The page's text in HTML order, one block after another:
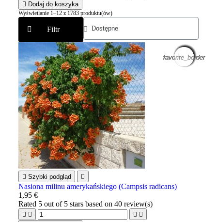
 Dodaj do koszyka
Filtr
Wyświetlanie 1–12 z 1783 produktu(ów)
favorite_border
 Szybki podgląd 
Nasiona milinu amerykańskiego (Campsis radicans)
1,95 €
Rated 5 out of 5 stars based on40 review(s)
   
favorite_border
favorite_border
favorite_border
favorite_border
favorite_border
favorite_border
favorite_border
favorite_border
favorite_border
favorite_border
favorite_border